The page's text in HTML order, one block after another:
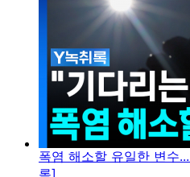
폭염 해소할 유일한 변수